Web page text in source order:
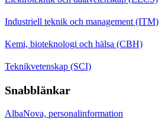
Industriell teknik och management (ITM)
Kemi, bioteknologi och hälsa (CBH)
Teknikvetenskap (SCI)
Snabblänkar
AlbaNova, personalinformation